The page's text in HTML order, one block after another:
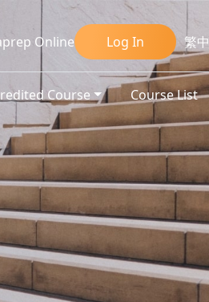
Online Log In 繁中
Course Course List